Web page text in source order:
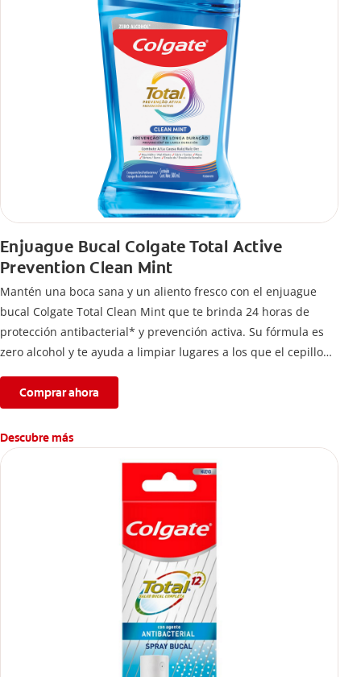
Enjuague Bucal Colgate Total Active
Prevention Clean Mint
Mantén una boca sana y un aliento fresco con el enjuague
bucal Colgate Total Clean Mint que te brinda 24 horas de
protección antibacterial* y prevención activa. Su fórmula es
zero alcohol y te ayuda a limpiar lugares a los que el cepillo
Comprar ahora
Descubre más